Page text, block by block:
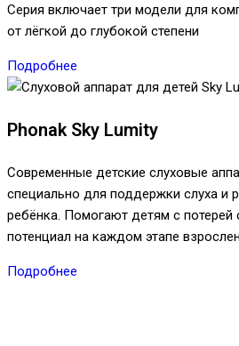
Серия включает три модели для
от лёгкой до глубокой степени
Подробнее
Phonak Sky Lumity
Современные детские слуховые
специально для поддержки слуха и
ребёнка. Помогают детям с потерей
потенциал на каждом этапе
Подробнее